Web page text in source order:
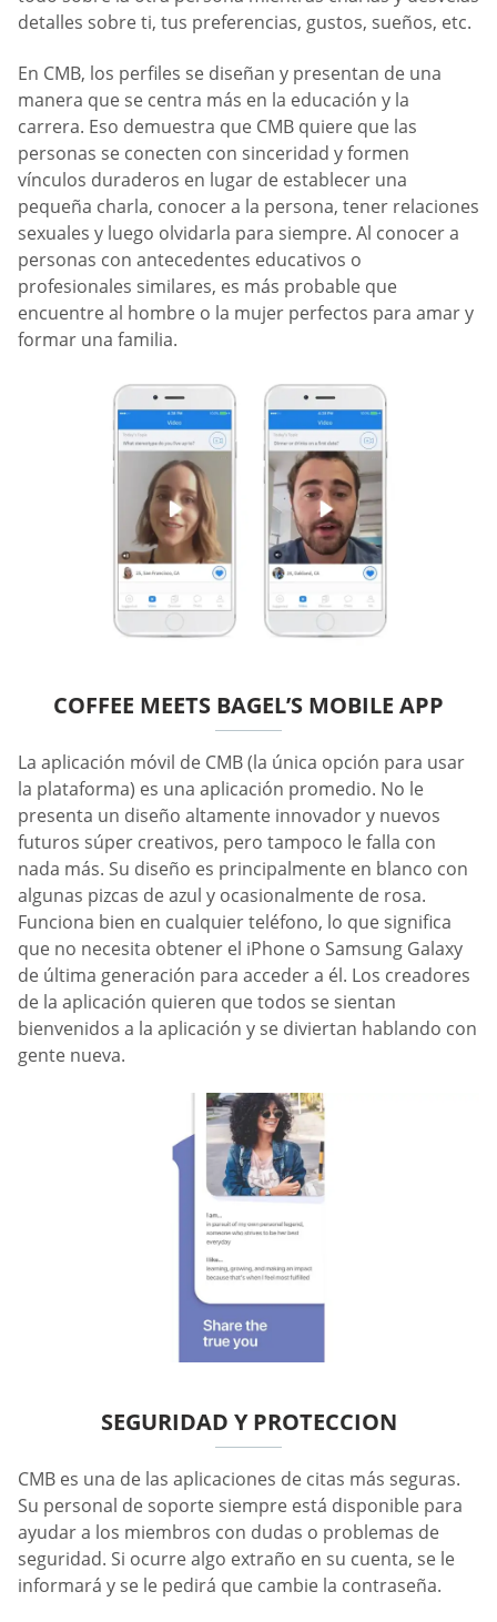
detalles sobre ti, tus preferencias, gustos, sueños, etc.
En CMB, los perfiles se diseñan y presentan de una
manera que se centra más en la educación y la
carrera. Eso demuestra que CMB quiere que las
personas se conecten con sinceridad y formen
vínculos duraderos en lugar de establecer una
pequeña charla, conocer a la persona, tener relaciones
sexuales y luego olvidarla para siempre. Al conocer a
personas con antecedentes educativos o
profesionales similares, es más probable que
encuentre al hombre o la mujer perfectos para amar y
formar una familia.
COFFEE MEETS BAGEL’S MOBILE APP
La aplicación móvil de CMB (la única opción para usar
la plataforma) es una aplicación promedio. No le
presenta un diseño altamente innovador y nuevos
futuros súper creativos, pero tampoco le falla con
nada más. Su diseño es principalmente en blanco con
algunas pizcas de azul y ocasionalmente de rosa.
Funciona bien en cualquier teléfono, lo que significa
que no necesita obtener el iPhone o Samsung Galaxy
de última generación para acceder a él. Los creadores
de la aplicación quieren que todos se sientan
bienvenidos a la aplicación y se diviertan hablando con
gente nueva.
SEGURIDAD Y PROTECCION
CMB es una de las aplicaciones de citas más seguras.
Su personal de soporte siempre está disponible para
ayudar a los miembros con dudas o problemas de
seguridad. Si ocurre algo extraño en su cuenta, se le
informará y se le pedirá que cambie la contraseña.